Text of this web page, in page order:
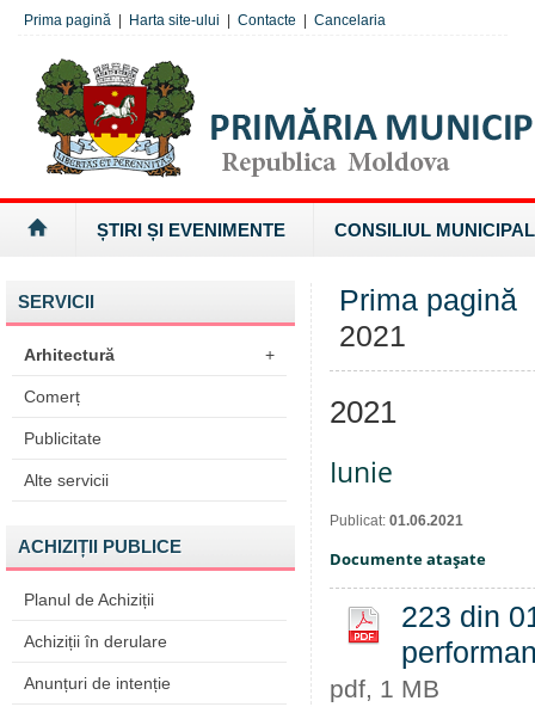
Prima pagină Harta site-ului Contacte Cancelaria
ȘTIRI ȘI EVENIMENTE CONSILIUL MUNICIPAL
SERVICII
Arhitectură +
Comerț
Publicitate
Alte servicii
ACHIZIȚII PUBLICE
Planul de Achiziții
Achiziții în derulare
Anunțuri de intenție
Prima pagină
2021
2021
Iunie
Publicat: 01.06.2021
Documente ataşate
223 din
pdf, 1 MB